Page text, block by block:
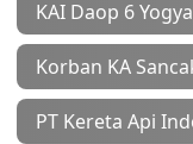
KAI Daop 6
Korban KA
PT Kereta Api